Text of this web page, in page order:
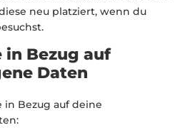
neu platziert, wenn du
in Bezug auf
Daten
in Bezug auf deine